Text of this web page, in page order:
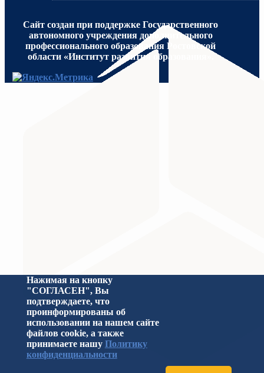
МИНИСТЕРСТВО ПРОСВЕЩЕНИЯ
Сайт создан при поддержке Государственного
автономного учреждения дополнительного
профессионального образования Ростовской
области «Институт развития образования».
Нажимая на кнопку
"СОГЛАСЕН", Вы
подтверждаете, что
проинформированы об
использовании на нашем сайте
файлов cookie, а также
принимаете нашу Политику
конфиденциальности